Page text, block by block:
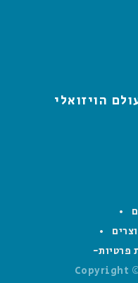
הויזואלי
פרטיות-
Copyright